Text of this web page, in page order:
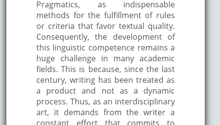
Pragmatics, as indispensable
methods for the fulfillment of rules
or criteria that favor textual quality.
Consequently, the development of
this linguistic competence remains a
huge challenge in many academic
fields. This is because, since the last
century, writing has been treated as
a product and not as a dynamic
process. Thus, as an interdisciplinary
art, it demands from the writer a